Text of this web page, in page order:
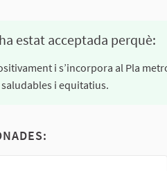
estat acceptada perquè:
i s’incorpora al Pla
i equitatius.